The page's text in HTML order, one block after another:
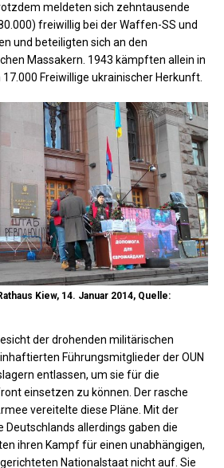
meldeten sich zehntausende
freiwillig bei der Waffen-SS und
und beteiligten sich an den
Massakern. 1943 kämpften allein in
17.000 Freiwillige ukrainischer Herkunft.
Kiew, 14. Januar 2014, Quelle:
der drohenden militärischen
Führungsmitglieder der OUN
entlassen, um sie für die
einsetzen zu können. Der rasche
vereitelte diese Pläne. Mit der
Deutschlands allerdings gaben die
ihren Kampf für einen unabhängigen,
Nationalstaat nicht auf. Sie